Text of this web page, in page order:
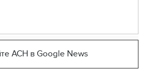
АСН в Google News